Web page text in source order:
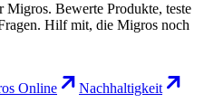
Bewerte Produkte, teste
Hilf mit, die Migros noch
Online
Nachhaltigkeit